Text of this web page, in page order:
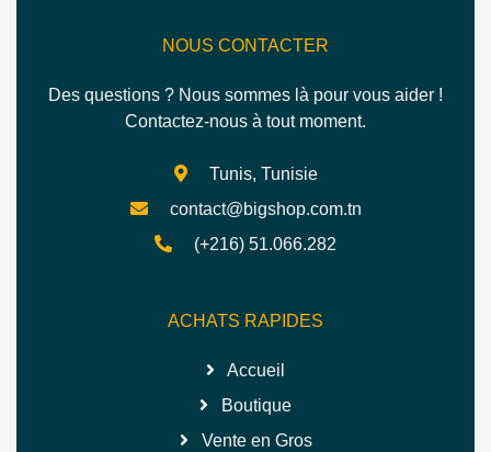
NOUS CONTACTER
Des questions ? Nous sommes là pour vous aider !
Contactez-nous à tout moment.
Tunis, Tunisie
contact@bigshop.com.tn
(+216) 51.066.282
ACHATS RAPIDES
Accueil
Boutique
Vente en Gros